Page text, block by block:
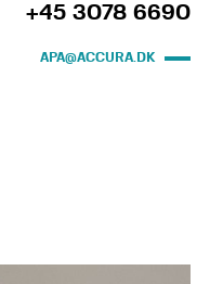
+45 3078 6690
APA@ACCURA.DK